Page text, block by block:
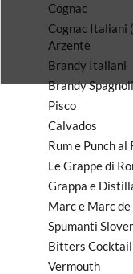
Cognac
Cognac Italiani
Arzente
Brandy Italiani
Brandy
Pisco
Calvados
Rum e Punch al
Le Grappe di
Grappa e
Marc e Marc
Spumanti
Bitters
Vermouth